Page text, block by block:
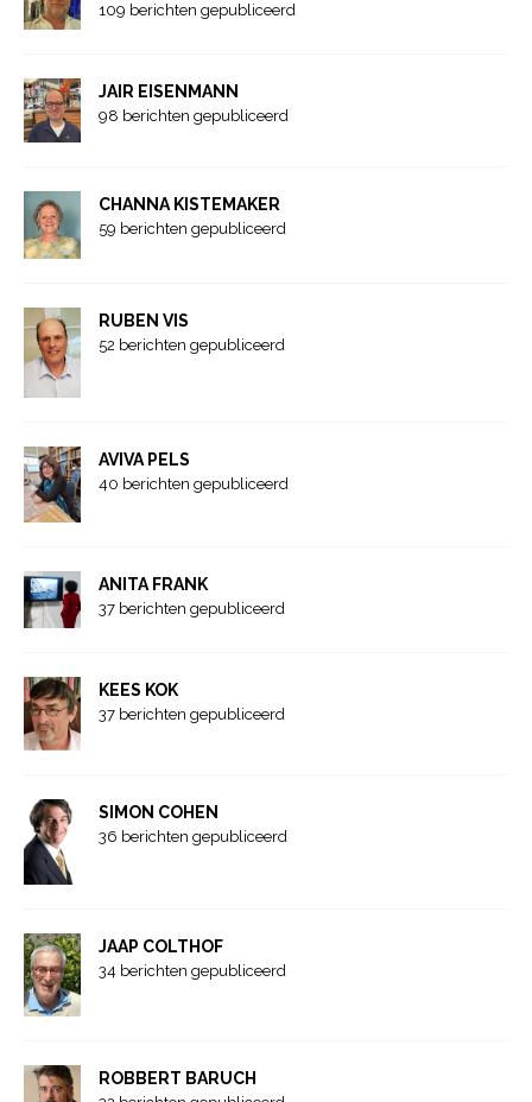
109 berichten gepubliceerd
JAIR EISENMANN
98 berichten gepubliceerd
CHANNA KISTEMAKER
59 berichten gepubliceerd
RUBEN VIS
52 berichten gepubliceerd
AVIVA PELS
40 berichten gepubliceerd
ANITA FRANK
37 berichten gepubliceerd
KEES KOK
37 berichten gepubliceerd
SIMON COHEN
36 berichten gepubliceerd
JAAP COLTHOF
34 berichten gepubliceerd
ROBBERT BARUCH